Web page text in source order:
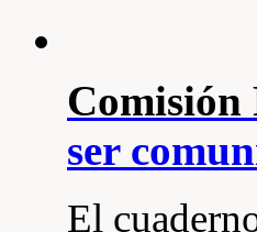
Comisión
ser
El